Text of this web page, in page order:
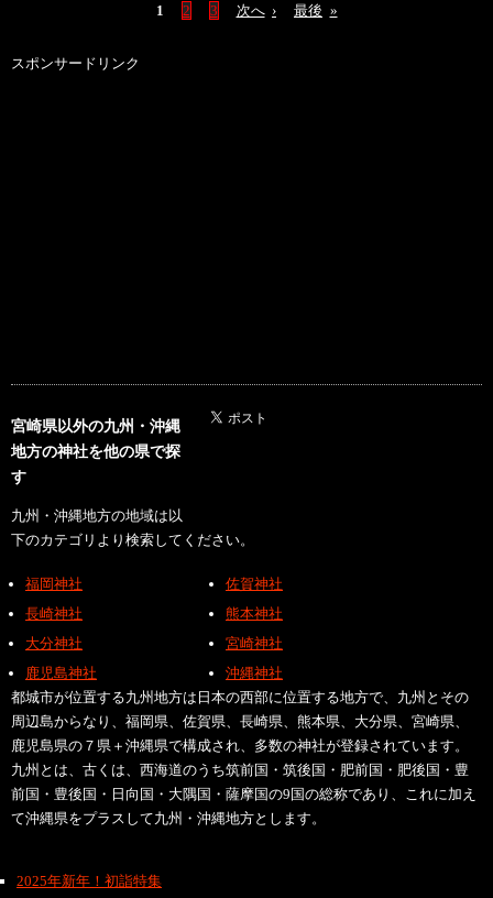
1 2 3 次へ › 最後 »
スポンサードリンク
宮崎県以外の九州・沖縄
地方の神社を他の県で探
す
九州・沖縄地方の地域は以
下のカテゴリより検索してください。
福岡神社
佐賀神社
長崎神社
熊本神社
大分神社
宮崎神社
鹿児島神社
沖縄神社
都城市が位置する九州地方は日本の西部に位置する地方で、九州とその
周辺島からなり、福岡県、佐賀県、長崎県、熊本県、大分県、宮崎県、
鹿児島県の７県＋沖縄県で構成され、多数の神社が登録されています。
九州とは、古くは、西海道のうち筑前国・筑後国・肥前国・肥後国・豊
前国・豊後国・日向国・大隅国・薩摩国の9国の総称であり、これに加え
て沖縄県をプラスして九州・沖縄地方とします。
2025年新年！初詣特集